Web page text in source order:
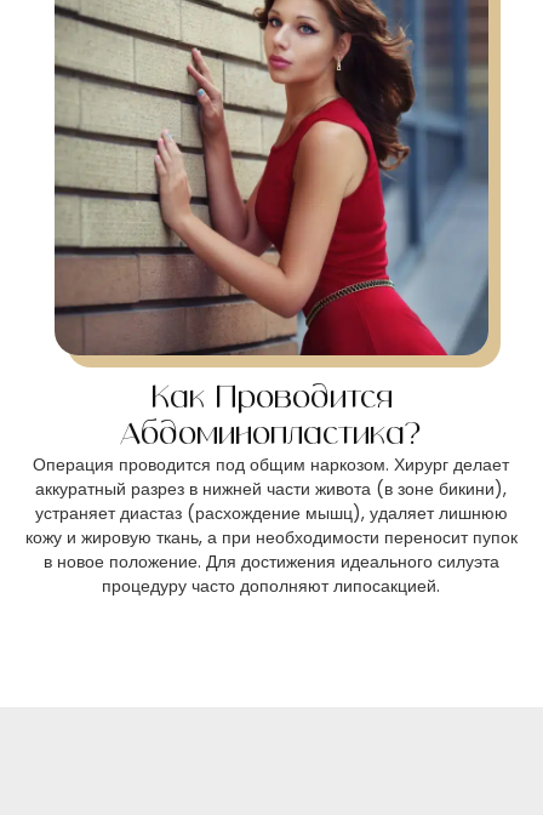
Как Проводится
Абдоминопластика?
Операция проводится под общим наркозом. Хирург делает
аккуратный разрез в нижней части живота (в зоне бикини),
устраняет диастаз (расхождение мышц), удаляет лишнюю
кожу и жировую ткань, а при необходимости переносит пупок
в новое положение. Для достижения идеального силуэта
процедуру часто дополняют липосакцией.